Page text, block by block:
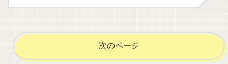
次のページ